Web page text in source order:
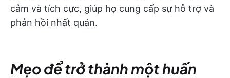
cảm và tích cực, giúp họ cung cấp sự hỗ trợ và
phản hồi nhất quán.
Mẹo để trở thành một huấn